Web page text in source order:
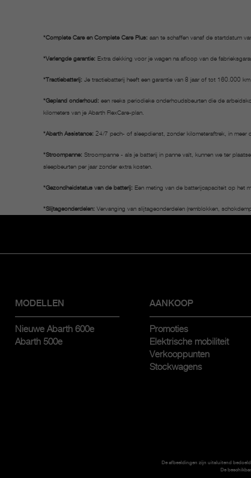
*Complete Care en Complete Care Plus: aan te schaffen vanaf de startdatum
*Verlengde garantie: Extra dekking voor je wagen na afloop van de
*Tractiebatterij: Je tractiebatterij heeft een garantie van 8 jaar of tot 160.000
*Gepland onderhoud: een reeks periodieke onderhoudsbeurten die de
kilometers van je Abarth FlexCare-plan.
*Abarth Assistance: 24/7 pech- of sleepdienst, zonder kilometeraftrek, in meer
*Stroompanne: Stroompanne - als je batterij in panne valt, kunnen we ter
sleepbeurten per jaar zonder extra kosten.
*Gezondheidstatus van de batterij: Een meting van de batterijcapaciteit op het
*Slijtageonderdelen: Vervanging van slijtageonderdelen (remblokken,
MODELLEN
Nieuwe Abarth 600e
Abarth 500e
AANKOOP
Promoties
Elektrische mobiliteit
Verkooppunten
Stockwagens
De afbeeldingen zijn uitsluitend
De